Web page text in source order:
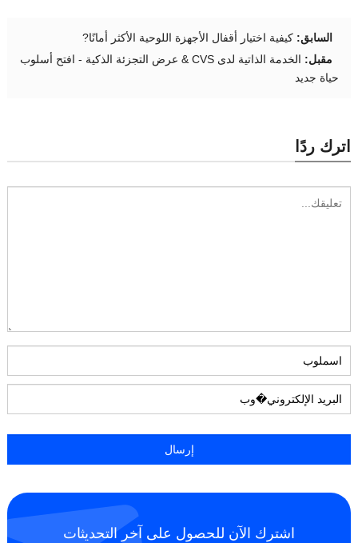
السابق: كيفية اختيار أقفال الأجهزة اللوحية الأكثر أمانًا?
مقبل:
الخدمة الذاتية لدى CVS & عرض التجزئة الذكية - افتح أسلوب
حياة جديد
اترك ردًا
اشترك الآن للحصول على آخر التحديثات